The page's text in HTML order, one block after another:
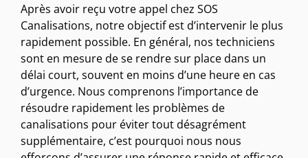
Après avoir reçu votre appel chez SOS
Canalisations, notre objectif est d’intervenir le plus
rapidement possible. En général, nos techniciens
sont en mesure de se rendre sur place dans un
délai court, souvent en moins d’une heure en cas
d’urgence. Nous comprenons l’importance de
résoudre rapidement les problèmes de
canalisations pour éviter tout désagrément
supplémentaire, c’est pourquoi nous nous